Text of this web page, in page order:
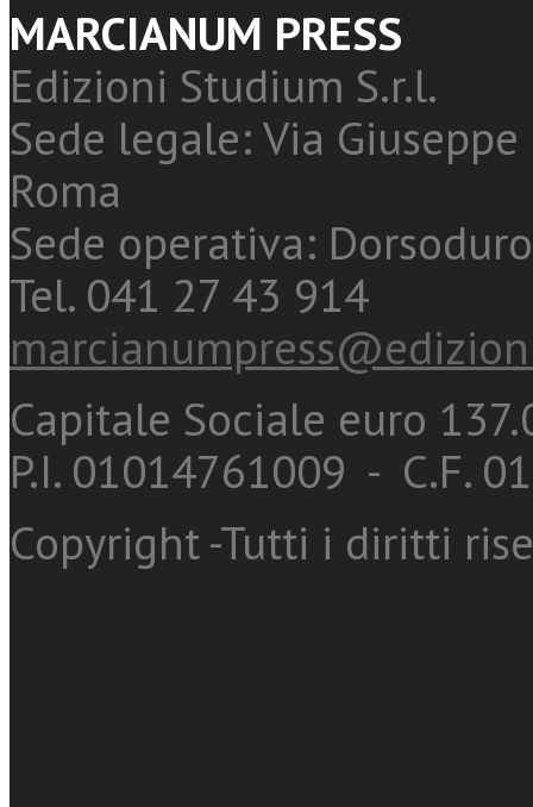
MARCIANUM PRESS
Edizioni Studium S.r.l.
Sede legale: Via
Roma
Sede operativa:
Tel. 041 27 43 914
Capitale Sociale euro
P.I. 01014761009 - C.F.
Copyright -Tutti i diritti